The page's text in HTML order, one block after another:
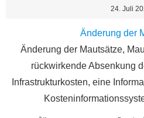
24. Juli
Änderung der
Änderung der Mautsätze,
rückwirkende Absenkung
Infrastrukturkosten, eine